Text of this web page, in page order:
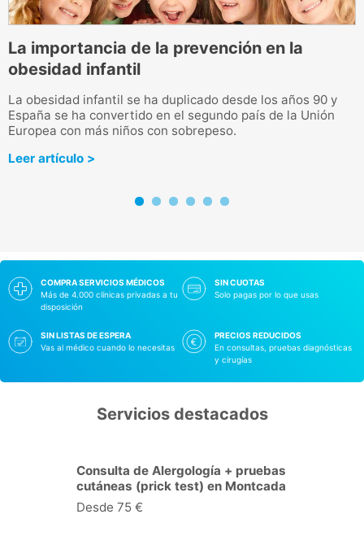
La importancia de la prevención en la
obesidad infantil
La obesidad infantil se ha duplicado desde los años 90 y
España se ha convertido en el segundo país de la Unión
Europea con más niños con sobrepeso.
Leer artículo >
COMPRA SERVICIOS MÉDICOS
Más de 4.000 clínicas privadas a tu
disposición
SIN CUOTAS
Solo pagas por lo que usas
SIN LISTAS DE ESPERA
Vas al médico cuando lo necesitas
PRECIOS REDUCIDOS
En consultas, pruebas diagnósticas
y cirugías
Servicios destacados
Consulta de Cardiología en
Montcada i Reixac
Desde 34 €